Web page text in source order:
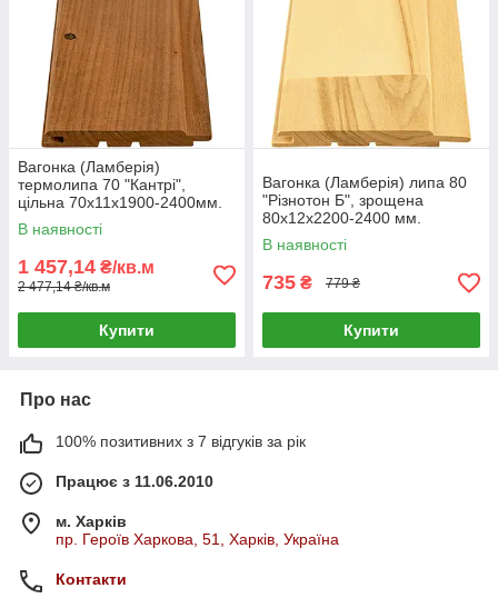
Вагонка (Ламберія)
термолипа 70 "Кантрі",
цільна 70х11х1900-2400мм.
В наявності
1 457,14 ₴/кв.м
2 477,14 ₴/кв.м
Купити
Вагонка (Ламберія) липа 80
"Різнотон Б", зрощена
80х12х2200-2400 мм.
В наявності
735 ₴ 779 ₴
Купити
Про нас
100% позитивних з 7 відгуків за рік
Працює з 11.06.2010
м. Харків
пр. Героїв Харкова, 51, Харків, Україна
Контакти